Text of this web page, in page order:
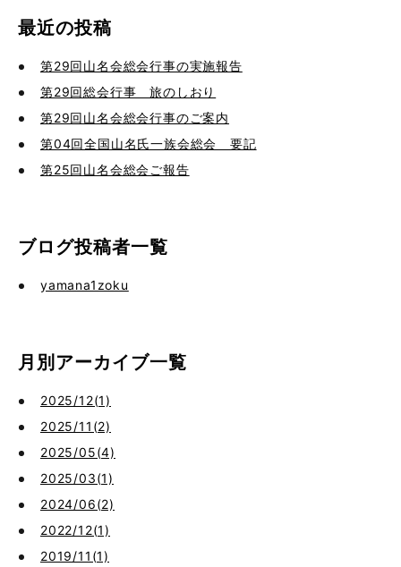
最近の投稿
第29回山名会総会行事の実施報告
第29回総会行事 旅のしおり
第29回山名会総会行事のご案内
第04回全国山名氏一族会総会 要記
第25回山名会総会ご報告
ブログ投稿者一覧
yamana1zoku
月別アーカイブ一覧
2025/12(1)
2025/11(2)
2025/05(4)
2025/03(1)
2024/06(2)
2022/12(1)
2019/11(1)